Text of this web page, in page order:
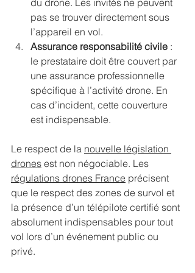
du drone. Les invités ne peuvent
pas se trouver directement sous
l’appareil en vol.
Assurance responsabilité civile :
le prestataire doit être couvert par
une assurance professionnelle
spécifique à l’activité drone. En
cas d’incident, cette couverture
est indispensable.
Le respect de la nouvelle législation
drones est non négociable. Les
régulations drones France précisent
que le respect des zones de survol et
la présence d’un télépilote certifié sont
absolument indispensables pour tout
vol lors d’un événement public ou
privé.